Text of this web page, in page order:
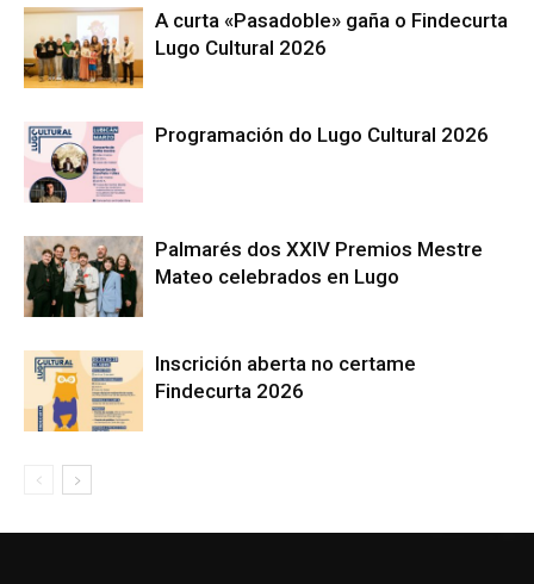
A curta «Pasadoble» gaña o Findecurta
Lugo Cultural 2026
Programación do Lugo Cultural 2026
Palmarés dos XXIV Premios Mestre
Mateo celebrados en Lugo
Inscrición aberta no certame
Findecurta 2026